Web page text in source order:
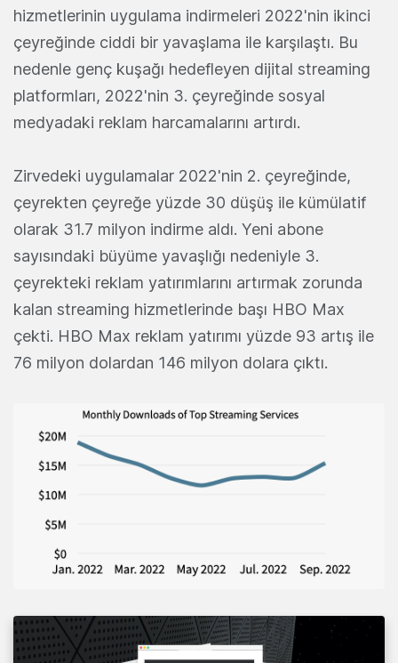
hizmetlerinin uygulama indirmeleri 2022'nin ikinci
çeyreğinde ciddi bir yavaşlama ile karşılaştı. Bu
nedenle genç kuşağı hedefleyen dijital streaming
platformları, 2022'nin 3. çeyreğinde sosyal
medyadaki reklam harcamalarını artırdı.
Zirvedeki uygulamalar 2022'nin 2. çeyreğinde,
çeyrekten çeyreğe yüzde 30 düşüş ile kümülatif
olarak 31.7 milyon indirme aldı. Yeni abone
sayısındaki büyüme yavaşlığı nedeniyle 3.
çeyrekteki reklam yatırımlarını artırmak zorunda
kalan streaming hizmetlerinde başı HBO Max
çekti. HBO Max reklam yatırımı yüzde 93 artış ile
76 milyon dolardan 146 milyon dolara çıktı.